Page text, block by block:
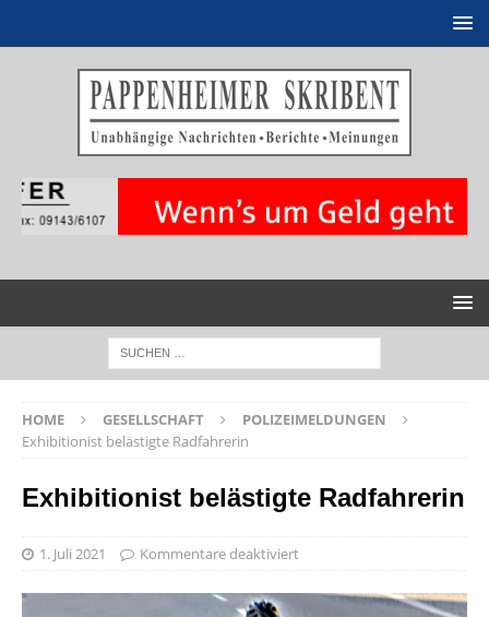
HOME GESELLSCHAFT
POLIZEIMELDUNGEN
Exhibitionist belästigte Radfahrerin
Exhibitionist belästigte Radfahrerin
1. Juli 2021 Kommentare deaktiviert